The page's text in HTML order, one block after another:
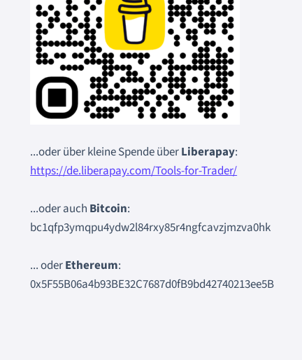
...oder über kleine Spende überLiberapay:
https://de.liberapay.com/Tools-for-Trader/
...oder auch Bitcoin:
bc1qfp3ymqpu4ydw2l84rxy85r4ngfcavzjmzva0hk
... oderEthereum:
0x5F55B06a4b93BE32C7687d0fB9bd42740213ee5B